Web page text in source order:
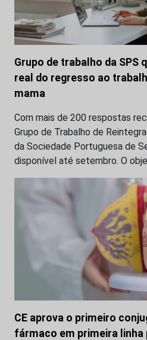
Grupo de trabalho da SPS
real do regresso ao
mama
Com mais de 200 respostas
Grupo de Trabalho de
da Sociedade Portuguesa de
disponível até setembro. O
CE aprova o primeiro
fármaco em primeira linha